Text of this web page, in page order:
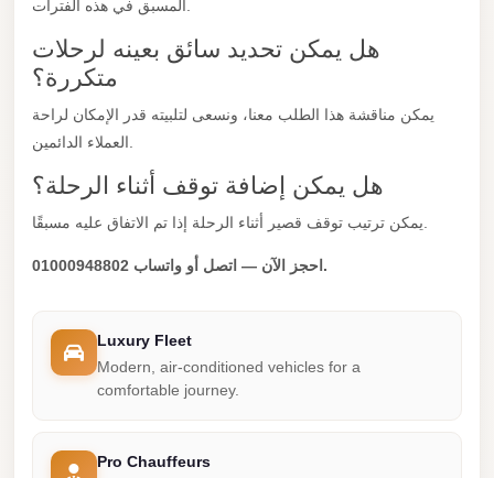
هل يمكن تحديد سائق بعينه لرحلات
متكررة؟
يمكن مناقشة هذا الطلب معنا، ونسعى لتلبيته قدر الإمكان لراحة
هل يمكن إضافة توقف أثناء الرحلة؟
احجز الآن — اتصل أو واتساب 01000948802.
Luxury Fleet
Modern, air-conditioned vehicles for a
comfortable journey.
Pro Chauffeurs
City
Limousine
Service
Nasr
City
Limousine
Mohandessin
Mercedes